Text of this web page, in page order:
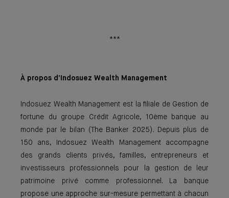
***
À propos d’Indosuez Wealth Management
Indosuez Wealth Management est la filiale de Gestion de
fortune du groupe Crédit Agricole, 10ème banque au
monde par le bilan (The Banker 2025). Depuis plus de
150 ans, Indosuez Wealth Management accompagne
des grands clients privés, familles, entrepreneurs et
investisseurs professionnels pour la gestion de leur
patrimoine privé comme professionnel. La banque
propose une approche sur-mesure permettant à chacun